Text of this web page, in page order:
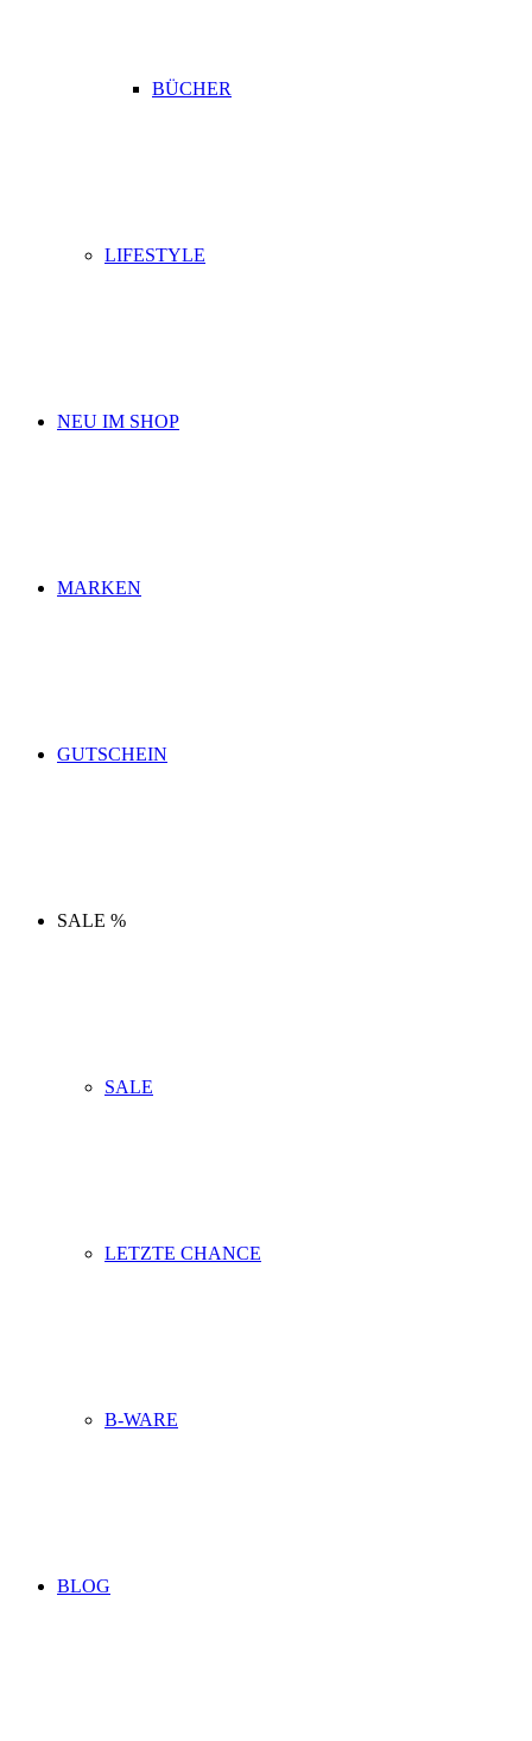
BÜCHER
LIFESTYLE
NEU IM SHOP
MARKEN
GUTSCHEIN
SALE %
SALE
LETZTE CHANCE
B-WARE
BLOG